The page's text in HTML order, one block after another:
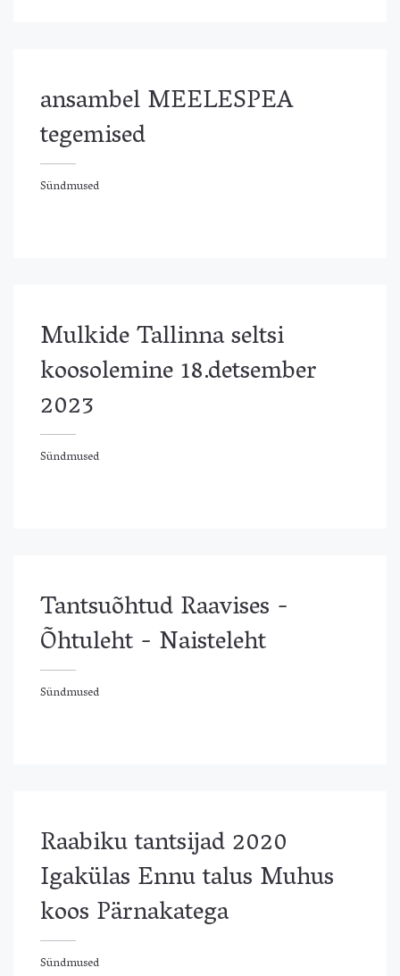
ansambel MEELESPEA
tegemised
Sündmused
Mulkide Tallinna seltsi
koosolemine 18.detsember
2023
Sündmused
Tantsuõhtud Raavises -
Õhtuleht - Naisteleht
Sündmused
Raabiku tantsijad 2020
Igakülas Ennu talus Muhus
koos Pärnakatega
Sündmused